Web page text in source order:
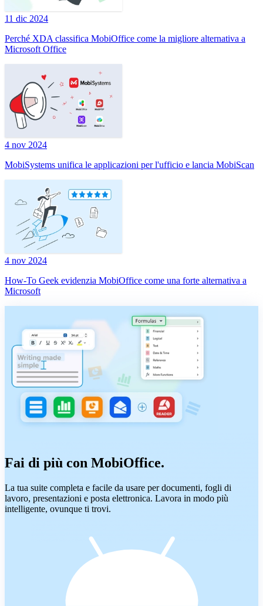
11 dic 2024
Perché XDA classifica MobiOffice come la migliore alternativa a
Microsoft Office
4 nov 2024
MobiSystems unifica le applicazioni per l'ufficio e lancia MobiScan
4 nov 2024
How-To Geek evidenzia MobiOffice come una forte alternativa a
Microsoft
Fai di più con MobiOffice.
La tua suite completa e facile da usare per documenti, fogli di
lavoro, presentazioni e posta elettronica. Lavora in modo più
intelligente, ovunque ti trovi.